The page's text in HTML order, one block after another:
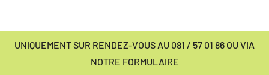
UNIQUEMENT SUR RENDEZ-VOUS AU 081 / 57 01 86 OU VIA
NOTRE FORMULAIRE